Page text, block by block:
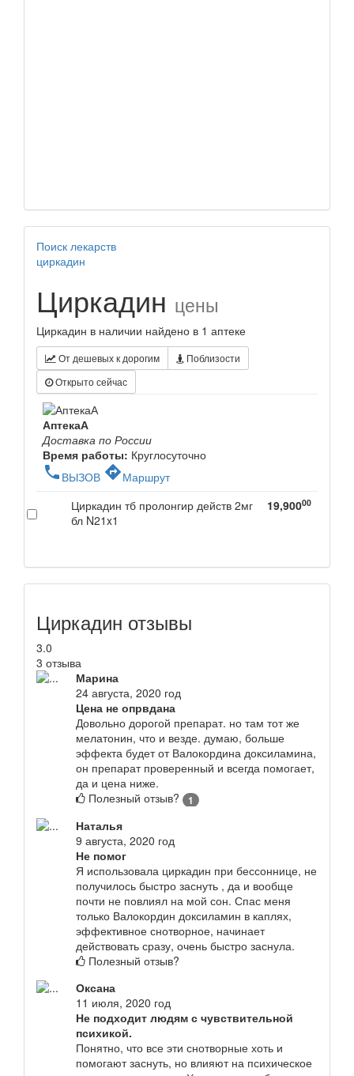
Поиск лекарств
циркадин
Циркадин цены
Циркадин в наличии найдено в 1 аптеке
От дешевых к дорогим
Поблизости
Открыто сейчас
АптекаА
Доставка по России
Время работы: Круглосуточно
phone ВЫЗОВ directionsМаршрут
Циркадин тб пролонгир действ 2мг
бл N21x1
19,90000
Циркадин отзывы
3.0
3 отзыва
Марина
24 августа, 2020 год
Цена не опрвдана
Довольно дорогой препарат. но там тот же
мелатонин, что и везде. думаю, больше
эффекта будет от Валокордина доксиламина,
он препарат проверенный и всегда помогает,
да и цена ниже.
Полезный отзыв?
1
Наталья
9 августа, 2020 год
Не помог
Я использовала циркадин при бессоннице, не
получилось быстро заснуть , да и вообще
почти не повлиял на мой сон. Спас меня
только Валокордин доксиламин в каплях,
эффективное снотворное, начинает
действовать сразу, очень быстро заснула.
Полезный отзыв?
Оксана
11 июля, 2020 год
Не подходит людям с чувствительной
психикой.
Понятно, что все эти снотворные хоть и
помогают заснуть, но влияют на психическое